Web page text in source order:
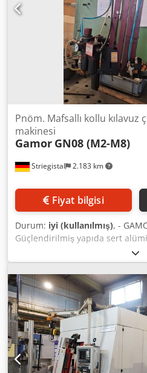
Striegistal 2.183 km
Pnöm. Mafsallı kollu kılavuz
makinesi
Gamor GN08 (M2-M8)
Fiyat bilgisi
Durum: iyi (kullanılmış), -
Güçlendirilmiş yapıda sert
Masa bağlantı kolonu Dwsdpfsy
M2-M8 - Devir hızı: 700 RPM -
1900mm – minimum: 200mm -
7 bar – 840 lt/dk - Ağırlık: 18 Kg
kapsamaktadır, kaynak
görüldüğü gibi), makine ise
bir yüzeye monte edilebilir.
genelinde taşıma ve yükleme, ek
organize edilebilir. Fiyatlar KDV
yerinde inceleme mümkündür.